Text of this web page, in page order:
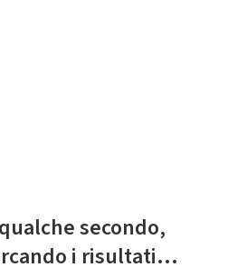
secondo,
i risultati...